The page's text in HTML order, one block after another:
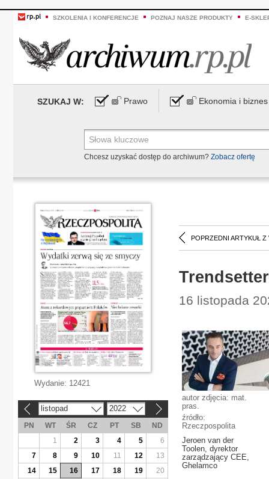
SZKOLENIA I KONFERENCJE POZNAJ NASZE PRODUKTY E-
SZUKAJ W: Prawo Ekonomia i biznes
Chcesz uzyskać dostęp do archiwum? Zobacz ofertę
POPRZEDNI ARTYKUŁ Z
16 listopada
autor zdjęcia: mat.
pras.
źródło:
Rzeczpospolita
Jeroen van der
Toolen, dyrektor
zarządzający CEE,
Ghelamco
Wydanie: 12421
listopad 2022
PN WT ŚR CZ PT SB
ND
1
2 3 4 5
6
7
8 9 10 11 12
13
14
15 16 17 18 19
20